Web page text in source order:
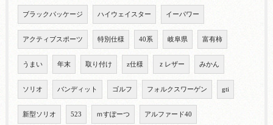
ブラックパッケージ ハイウェイスター イーパワー
アクティブスポーツ 特別仕様 40系 岐阜県 富有柿
うまい 年末 取り付け z仕様 ｚレザー みかん
ソリオ バンディット ゴルフ フォルクスワーゲン gti
新型ソリオ 523 ｍすぽーつ アルファード40